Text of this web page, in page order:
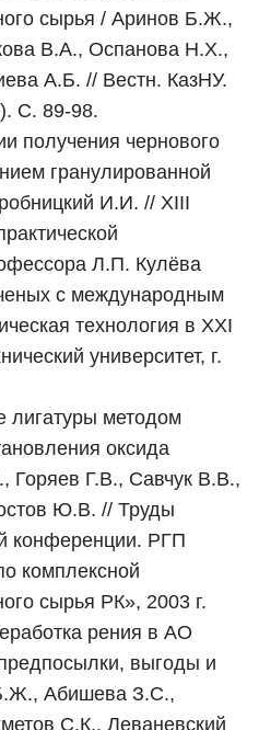
сырья / Аринов Б.Ж.,
В.А., Оспанова Н.Х.,
А.Б. // Вестн. КазНУ.
С. 89-98.
получения чернового
гранулированной
И.И. // XIII
Л.П. Кулёва
с международным
технология в XXI
университет, г.
лигатуры методом
оксида
Г.В., Савчук В.В.,
Ю.В. // Труды
конференции. РГП
комплексной
сырья РК», 2003 г.
рения в АО
выгоды и
Абишева З.С.,
С.К., Леваневский